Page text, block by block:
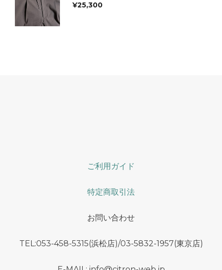
¥25,300
ご利用ガイド
特定商取引法
お問い合わせ
TEL:053-458-5315(浜松店)/03-5832-1957(東京店)